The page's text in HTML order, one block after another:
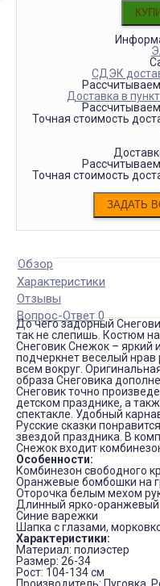
СДЭК
Рассчитываем
Доставка в
Рассчитываем
Точная стоимость
Рассчитываем
Точная стоимость
Обзор
Характеристики
Отзывы
Вопрос-Ответ 0
До чего задорный
так не слепишь. Костюм
Снеговик Снежок – яркий
подчеркнет веселый нрав
всем вокруг.
образа Снеговика
Снеговик точно
детском празднике, а
спектакле. Удобный
Русские сказки
звездой праздника. В
Снежок входит
Особенности:
Комбинезон свободного
Оранжевые бомбошки на
Оторочка белым мехом
Длинный ярко-
Синие варежки
Шапка с глазами,
Характеристики:
Материал: полиэстер
Размер: 26-34
Рост: 104-134 см